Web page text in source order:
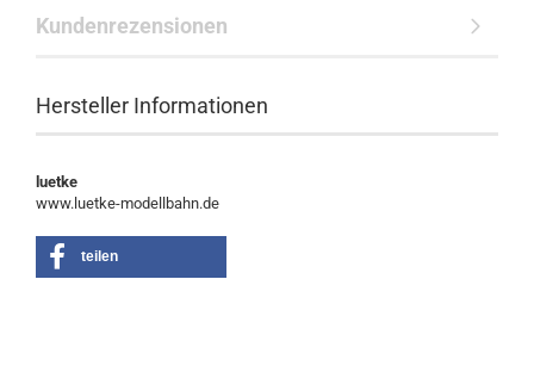
Kundenrezensionen
Hersteller Informationen
luetke
www.luetke-modellbahn.de
teilen